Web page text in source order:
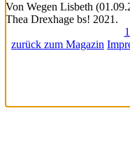
Von Wegen Lisbeth
Thea Drexhage bs! 2021.
zurück zum Magazin